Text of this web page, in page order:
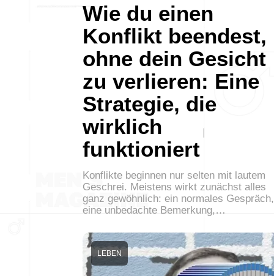
Wie du einen
Konflikt beendest,
ohne dein Gesicht
zu verlieren: Eine
Strategie, die
wirklich
funktioniert
Konflikte beginnen nur selten mit lautem
Geschrei. Meistens wirkt zunächst alles
ganz gewöhnlich: ein normales Gespräch,
eine unbedachte Bemerkung,…
LEBEN